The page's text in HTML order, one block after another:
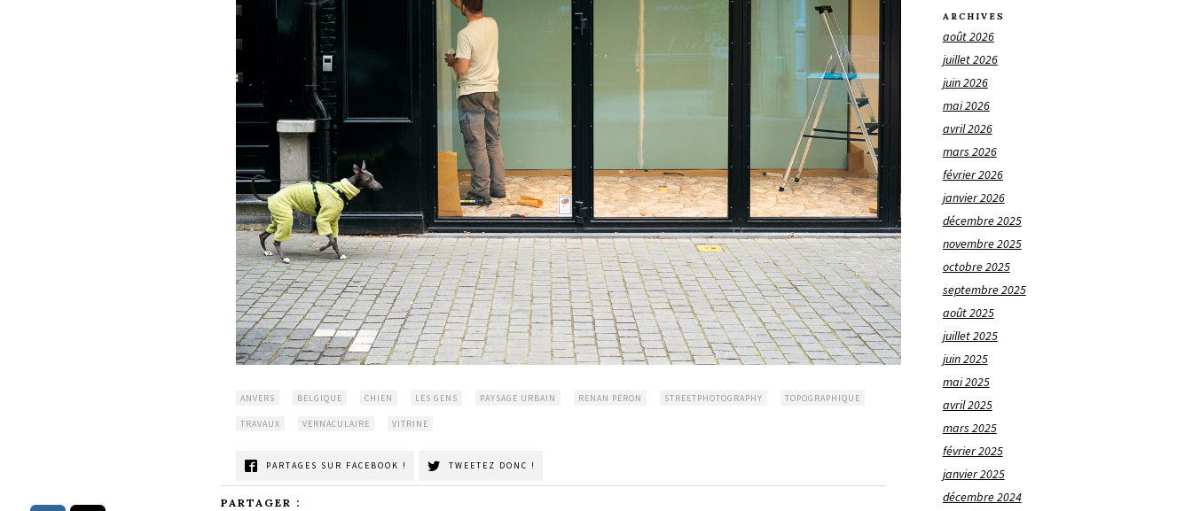
ANVERS BELGIQUE CHIEN LES GENS PAYSAGE URBAIN RENAN PÉRON STREETPHOTOGRAPHY TOPOGRAPHIQUE
TRAVAUX VERNACULAIRE VITRINE
PARTAGES SUR FACEBOOK ! TWEETEZ DONC !
PARTAGER :
ARCHIVES
août 2026
juillet 2026
juin 2026
mai 2026
avril 2026
mars 2026
février 2026
janvier 2026
décembre 2025
novembre 2025
octobre 2025
septembre 2025
août 2025
juillet 2025
juin 2025
mai 2025
avril 2025
mars 2025
février 2025
janvier 2025
décembre 2024